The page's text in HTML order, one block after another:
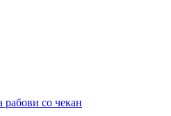
со чекан